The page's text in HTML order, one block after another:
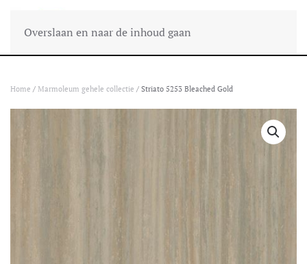
Overslaan en naar de inhoud gaan
Home / Marmoleum gehele collectie / Striato 5253 Bleached Gold